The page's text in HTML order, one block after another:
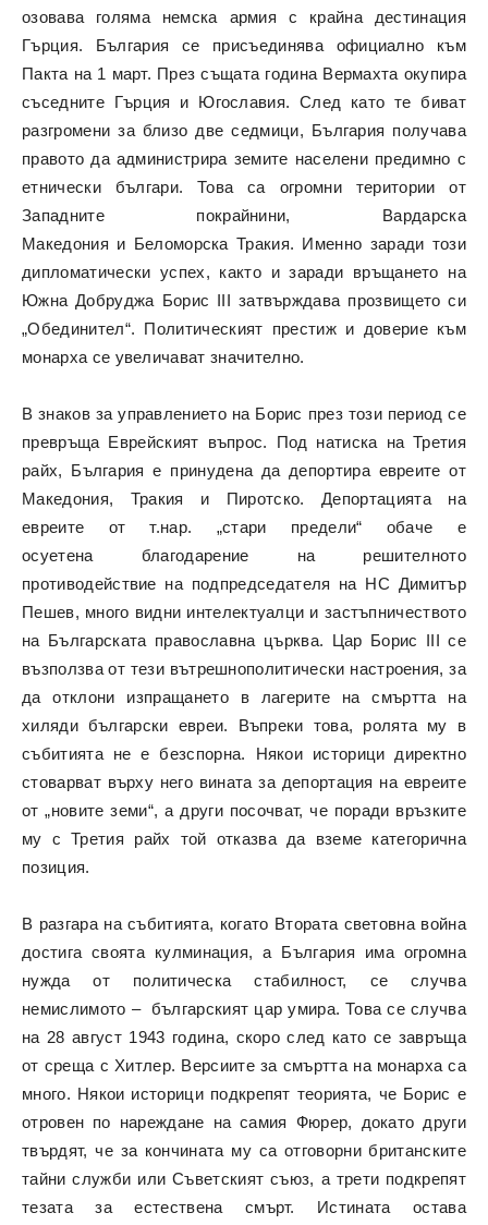
озовава голяма немска армия с крайна дестинация
Гърция. България се присъединява официално към
Пакта на 1 март. През същата година Вермахта окупира
съседните Гърция и Югославия. След като те биват
разгромени за близо две седмици, България получава
правото да администрира земите населени предимно с
етнически българи. Това са огромни територии от
Западните покрайнини, Вардарска
Македония и Беломорска Тракия. Именно заради този
дипломатически успех, както и заради връщането на
Южна Добруджа Борис III затвърждава прозвището си
„Обединител“. Политическият престиж и доверие към
монарха се увеличават значително.
В знаков за управлението на Борис през този период се
превръща Еврейският въпрос. Под натиска на Третия
райх, България е принудена да депортира евреите от
Македония, Тракия и Пиротско. Депортацията на
евреите от т.нар. „стари предели“ обаче е
осуетена благодарение на решителното
противодействие на подпредседателя на НС Димитър
Пешев, много видни интелектуалци и застъпничеството
на Българската православна църква. Цар Борис III се
възползва от тези вътрешнополитически настроения, за
да отклони изпращането в лагерите на смъртта на
хиляди български евреи. Въпреки това, ролята му в
събитията не е безспорна. Някои историци директно
стоварват върху него вината за депортация на евреите
от „новите земи“, а други посочват, че поради връзките
му с Третия райх той отказва да вземе категорична
позиция.
В разгара на събитията, когато Втората световна война
достига своята кулминация, а България има огромна
нужда от политическа стабилност, се случва
немислимото – българският цар умира. Това се случва
на 28 август 1943 година, скоро след като се завръща
от среща с Хитлер. Версиите за смъртта на монарха са
много. Някои историци подкрепят теорията, че Борис е
отровен по нареждане на самия Фюрер, докато други
твърдят, че за кончината му са отговорни британските
тайни служби или Съветският съюз, а трети подкрепят
тезата за естествена смърт. Истината остава